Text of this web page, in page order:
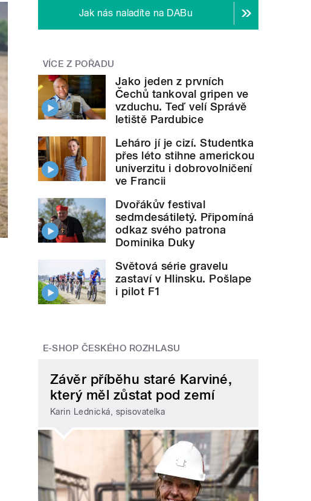
Jak nás naladíte na DABu
VÍCE Z POŘADU
Jako jeden z prvních
Čechů tankoval gripen ve
vzduchu. Teď velí Správě
letiště Pardubice
Leháro jí je cizí. Studentka
přes léto stihne americkou
univerzitu i dobrovolničení
ve Francii
Dvořákův festival
sedmdesátiletý. Připomíná
odkaz svého patrona
Dominika Duky
Světová série gravelu
zastaví v Hlinsku. Pošlape
i pilot F1
E-SHOP ČESKÉHO ROZHLASU
Závěr příběhu staré Karviné,
který měl zůstat pod zemí
Karin Lednická, spisovatelka